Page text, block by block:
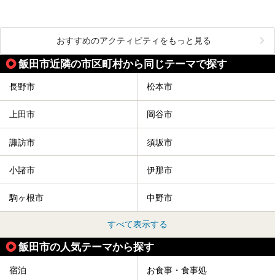
おすすめのアクティビティをもっと見る
飯田市近隣の市区町村から同じテーマで探す
長野市 松本市
上田市 岡谷市
諏訪市 須坂市
小諸市 伊那市
駒ヶ根市 中野市
すべて表示する
飯田市の人気テーマから探す
宿泊 お食事・食事処